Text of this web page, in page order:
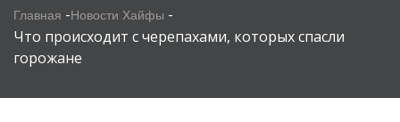
Главная -Новости Хайфы -
Что происходит с черепахами, которых спасли
горожане